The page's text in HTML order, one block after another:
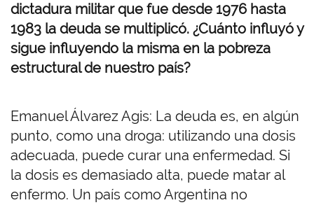
dictadura militar que fue desde 1976 hasta
1983 la deuda se multiplicó. ¿Cuánto influyó y
sigue influyendo la misma en la pobreza
estructural de nuestro país?
Emanuel Álvarez Agis: La deuda es, en algún
punto, como una droga: utilizando una dosis
adecuada, puede curar una enfermedad. Si
la dosis es demasiado alta, puede matar al
enfermo. Un país como Argentina no